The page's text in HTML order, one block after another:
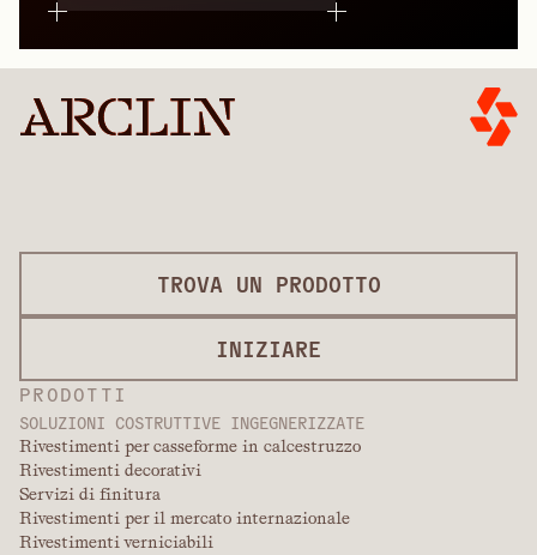
PRODOTTI
SOLUZIONI COSTRUTTIVE INGEGNERIZZATE
Rivestimenti per casseforme in calcestruzzo
Rivestimenti decorativi
Servizi di finitura
Rivestimenti per il mercato internazionale
Rivestimenti verniciabili
TROVA UN PRODOTTO
INIZIARE